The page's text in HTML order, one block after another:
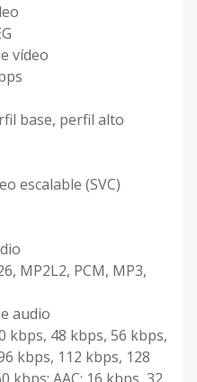
vídeo
base, perfil alto
escalable (SVC)
MP2L2, PCM, MP3,
audio
kbps, 48 ​​kbps, 56 kbps,
kbps, 112 kbps, 128
kbps; AAC: 16 kbps, 32